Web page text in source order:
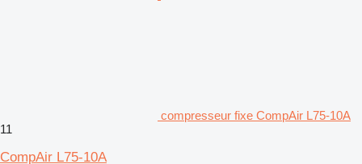
compresseur fixe CompAir L75-10A
11
CompAir L75-10A